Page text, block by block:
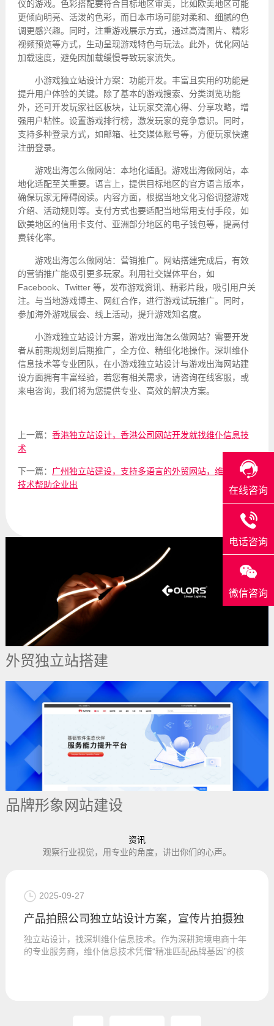
仪的游戏。色彩搭配要符合目标地区审美，比如欧美地区可能
更倾向明亮、活泼的色彩，而日本市场可能对柔和、细腻的色
调更感兴趣。同时，注重游戏展示方式，通过高清图片、精彩
视频预览等方式，生动呈现游戏特色与玩法。此外，优化网站
加载速度，避免因加载缓慢导致玩家流失。
小游戏独立站设计方案：功能开发。丰富且实用的功能是
提升用户体验的关键。除了基本的游戏搜索、分类浏览功能
外，还可开发玩家社区板块，让玩家交流心得、分享攻略，增
强用户粘性。设置游戏排行榜，激发玩家的竞争意识。同时，
支持多种登录方式，如邮箱、社交媒体账号等，方便玩家快速
注册登录。
游戏出海怎么做网站：本地化适配。游戏出海做网站，本
地化适配至关重要。语言上，提供目标地区的官方语言版本，
确保玩家无障碍阅读。内容方面，根据当地文化习俗调整游戏
介绍、活动规则等。支付方式也要适配当地常用支付手段，如
欧美地区的信用卡支付、亚洲部分地区的电子钱包等，提高付
费转化率。
游戏出海怎么做网站：营销推广。网站搭建完成后，有效
的营销推广能吸引更多玩家。利用社交媒体平台，如
Facebook、Twitter 等，发布游戏资讯、精彩片段，吸引用户关
注。与当地游戏博主、网红合作，进行游戏试玩推广。同时，
参加海外游戏展会、线上活动，提升游戏知名度。
小游戏独立站设计方案，游戏出海怎么做网站？需要开发
者从前期规划到后期推广，全方位、精细化地操作。深圳维仆
信息技术等专业团队，在小游戏独立站设计与游戏出海网站建
设方面拥有丰富经验，若您有相关需求，请咨询在线客服，或
来电咨询，我们将为您提供专业、高效的解决方案。
上一篇： 香港独立站设计，香港公司网站开发就找维仆信息技
术
下一篇： 广州独立站建设，支持多语言的外贸网站，维仆信息
技术帮助企业出
外贸独立站搭建
品牌形象网站建设
资讯
观察行业视觉，用专业的角度，讲出你们的心声。
2025-09-27
产品拍照公司独立站设计方案，宣传片拍摄独
独立站设计，找深圳维仆信息技术。作为深耕跨境电商十年
的专业服务商，维仆信息技术凭借“精准匹配品牌基因”的核
在线咨询
电话咨询
微信咨询